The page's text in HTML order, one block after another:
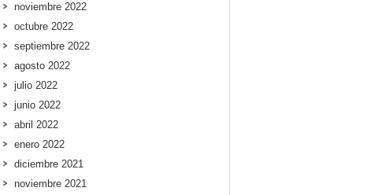
noviembre 2022
octubre 2022
septiembre 2022
agosto 2022
julio 2022
junio 2022
abril 2022
enero 2022
diciembre 2021
noviembre 2021